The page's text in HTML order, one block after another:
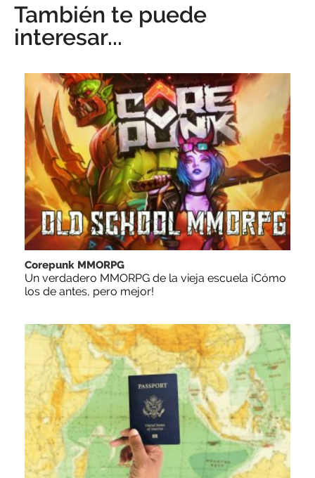
También te puede
interesar...
Corepunk MMORPG
Un verdadero MMORPG de la vieja escuela ¡Cómo
los de antes, pero mejor!